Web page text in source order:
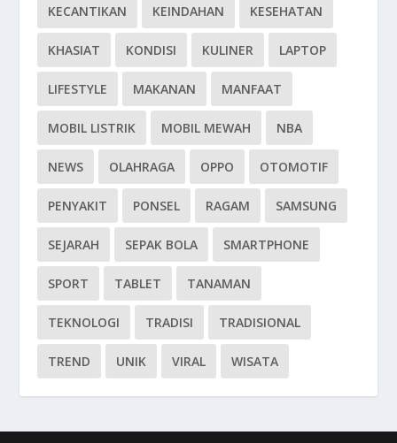
KECANTIKAN KEINDAHAN KESEHATAN
KHASIAT KONDISI KULINER LAPTOP
LIFESTYLE MAKANAN MANFAAT
MOBIL LISTRIK MOBIL MEWAH NBA
NEWS OLAHRAGA OPPO OTOMOTIF
PENYAKIT PONSEL RAGAM SAMSUNG
SEJARAH SEPAK BOLA SMARTPHONE
SPORT TABLET TANAMAN
TEKNOLOGI TRADISI TRADISIONAL
TREND UNIK VIRAL WISATA